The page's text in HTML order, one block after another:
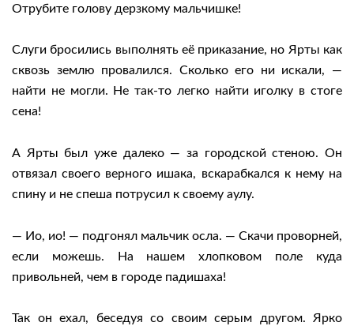
Отрубите голову дерзкому мальчишке!
Слуги бросились выполнять её приказание, но Ярты как
сквозь землю провалился. Сколько его ни искали, —
найти не могли. Не так-то легко найти иголку в стоге
сена!
А Ярты был уже далеко — за городской стеною. Он
отвязал своего верного ишака, вскарабкался к нему на
спину и не спеша потрусил к своему аулу.
— Ио, ио! — подгонял мальчик осла. — Скачи проворней,
если можешь. На нашем хлопковом поле куда
привольней, чем в городе падишаха!
Так он ехал, беседуя со своим серым другом. Ярко